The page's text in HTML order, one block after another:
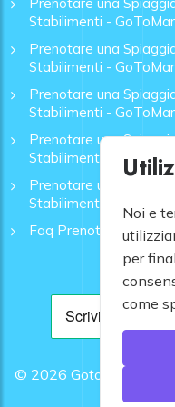
Prenotare una
Stabilimenti -
Prenotare una
Stabilimenti -
Prenotare una
Stabilimenti -
Prenotare una
Stabilimenti - GoToMare
Prenotare una
Stabilimenti - GoToMare
Faq Prenotazione
© 2026 Gotomare srl -
Noi e
per
come